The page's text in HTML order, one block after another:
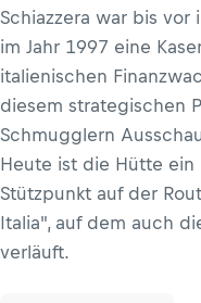
Schiazzera war bis vor
im Jahr 1997 eine
italienischen
diesem strategischen
Schmugglern
Heute ist die Hütte
Stützpunkt auf der
Italia", auf dem auch
verläuft.